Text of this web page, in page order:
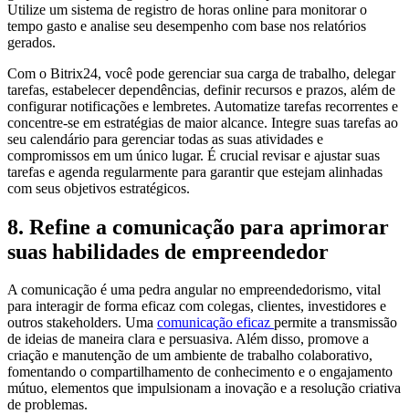
Utilize um sistema de registro de horas online para monitorar o
tempo gasto e analise seu desempenho com base nos relatórios
gerados.
Com o Bitrix24, você pode gerenciar sua carga de trabalho, delegar
tarefas, estabelecer dependências, definir recursos e prazos, além de
configurar notificações e lembretes. Automatize tarefas recorrentes e
concentre-se em estratégias de maior alcance. Integre suas tarefas ao
seu calendário para gerenciar todas as suas atividades e
compromissos em um único lugar. É crucial revisar e ajustar suas
tarefas e agenda regularmente para garantir que estejam alinhadas
com seus objetivos estratégicos.
8. Refine a comunicação para aprimorar
suas habilidades de empreendedor
A comunicação é uma pedra angular no empreendedorismo, vital
para interagir de forma eficaz com colegas, clientes, investidores e
outros stakeholders. Uma comunicação eficaz permite a transmissão
de ideias de maneira clara e persuasiva. Além disso, promove a
criação e manutenção de um ambiente de trabalho colaborativo,
fomentando o compartilhamento de conhecimento e o engajamento
mútuo, elementos que impulsionam a inovação e a resolução criativa
de problemas.